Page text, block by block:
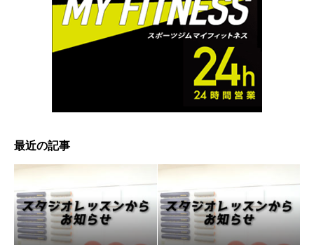
最近の記事